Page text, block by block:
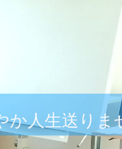
か人生送りま